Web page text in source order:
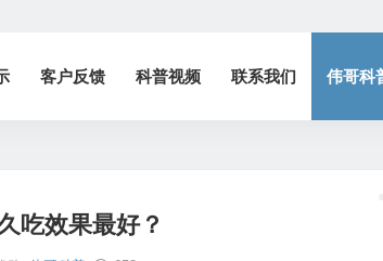
客户反馈 科普视频 联系我们 伟哥科
吃效果最好？